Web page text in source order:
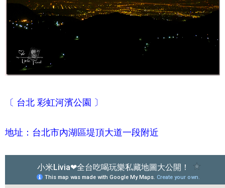
〔 台北 彩虹河濱公園 〕
地址：台北市內湖區堤頂大道一段附近